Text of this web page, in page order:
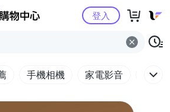
Yahoo購物中心
登入
手機相機 家電影音 電腦